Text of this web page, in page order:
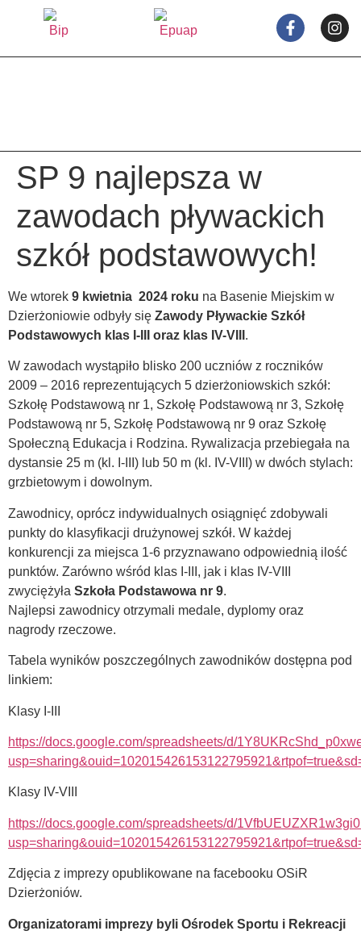
SP 9 najlepsza w
zawodach pływackich
szkół podstawowych!
We wtorek 9 kwietnia 2024 roku na Basenie Miejskim w
Dzierżoniowie odbyły się Zawody Pływackie Szkół
Podstawowych klas I-III oraz klas IV-VIII .
W zawodach wystąpiło blisko 200 uczniów z roczników
2009 – 2016 reprezentujących 5 dzierżoniowskich szkół:
Szkołę Podstawową nr 1, Szkołę Podstawową nr 3, Szkołę
Podstawową nr 5, Szkołę Podstawową nr 9 oraz Szkołę
Społeczną Edukacja i Rodzina. Rywalizacja przebiegała na
dystansie 25 m (kl. I-III) lub 50 m (kl. IV-VIII) w dwóch stylach:
grzbietowym i dowolnym.
Zawodnicy, oprócz indywidualnych osiągnięć zdobywali
punkty do klasyfikacji drużynowej szkół. W każdej
konkurencji za miejsca 1-6 przyznawano odpowiednią ilość
punktów. Zarówno wśród klas I-III, jak i klas IV-VIII
zwyciężyła Szkoła Podstawowa nr 9.
Najlepsi zawodnicy otrzymali medale, dyplomy oraz
nagrody rzeczowe.
Tabela wyników poszczególnych zawodników dostępna pod
linkiem:
Klasy I-III
https://docs.google.com/spreadsheets/d/
Klasy IV-VIII
https://docs.google.com/spreadsheets/d/
Zdjęcia z imprezy opublikowane na facebooku OSiR
Dzierżoniów.
Organizatorami imprezy byli Ośrodek Sportu i Rekreacji